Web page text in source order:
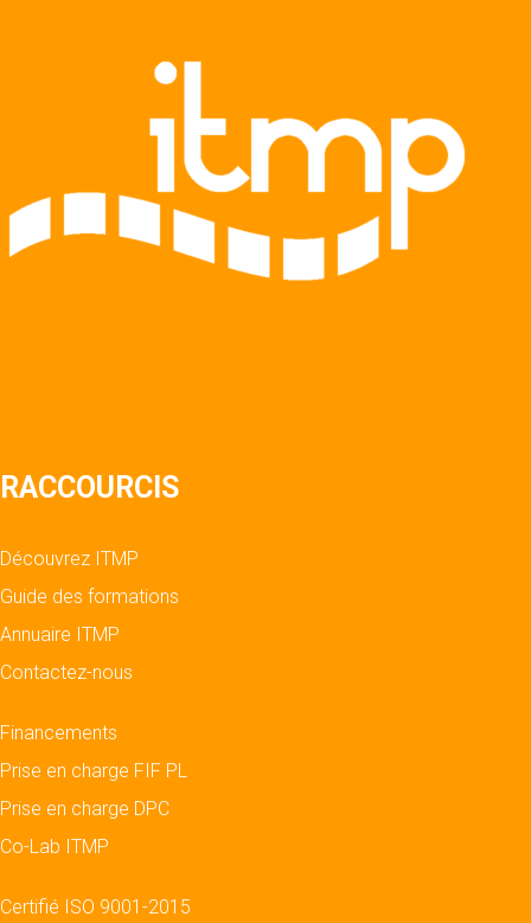
RACCOURCIS
Découvrez ITMP
Guide des formations
Annuaire ITMP
Contactez-nous
Financements
Prise en charge FIF PL
Prise en charge DPC
Co-Lab ITMP
Certifié ISO 9001-2015